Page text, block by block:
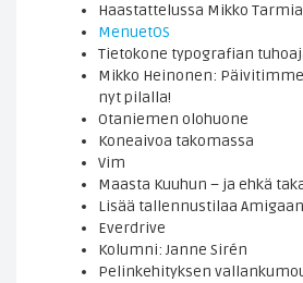
Haastattelussa Mikko Tarmia
MenuetOS
Tietokone typografian
Mikko Heinonen:
nyt pilalla!
Otaniemen olohuone
Koneaivoa takomassa
Vim
Maasta Kuuhun – ja ehkä
Lisää tallennustilaa Amigaan
Everdrive
Kolumni: Janne Sirén
Pelinkehityksen